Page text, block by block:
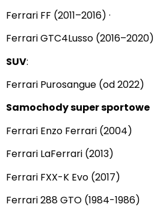
Ferrari FF (2011–2016) ·
Ferrari GTC4Lusso (2016–2020)
SUV:
Ferrari Purosangue (od 2022)
Samochody super sportowe
Ferrari Enzo Ferrari (2004)
Ferrari LaFerrari (2013)
Ferrari FXX-K Evo (2017)
Ferrari 288 GTO (1984-1986)